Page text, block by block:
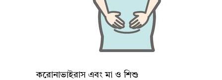
করোনাভাইরাস এবং মা ও শিশু